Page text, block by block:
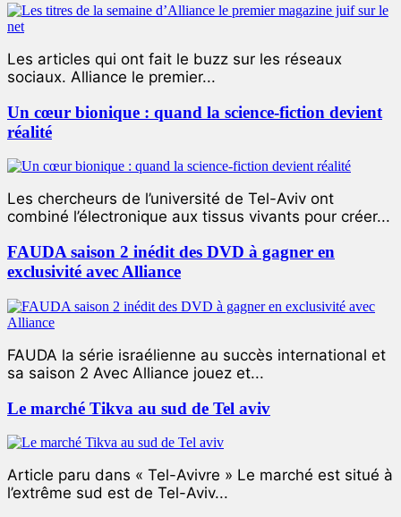
Les articles qui ont fait le buzz sur les réseaux
sociaux. Alliance le premier...
Un cœur bionique : quand la science-fiction devient
réalité
Les chercheurs de l’université de Tel-Aviv ont
combiné l’électronique aux tissus vivants pour créer...
FAUDA saison 2 inédit des DVD à gagner en
exclusivité avec Alliance
FAUDA la série israélienne au succès international et
sa saison 2 Avec Alliance jouez et...
Le marché Tikva au sud de Tel aviv
Article paru dans « Tel-Avivre » Le marché est situé à
l’extrême sud est de Tel-Aviv...